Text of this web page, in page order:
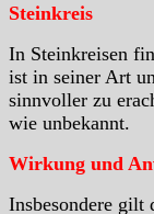
Steinkreis
In Steinkreisen
ist in seiner Art
sinnvoller zu
wie unbekannt.
Wirkung und
Insbesondere gilt